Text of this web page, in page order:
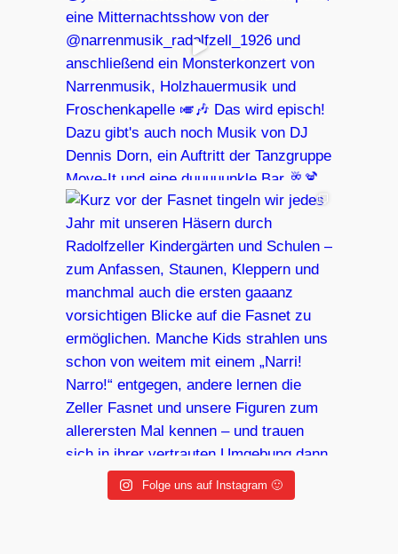
Folge uns auf Instagram 🙂